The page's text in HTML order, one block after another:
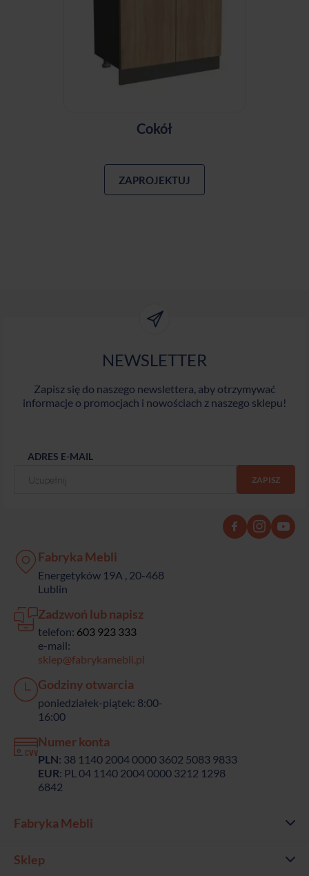
Cokół
ZAPROJEKTUJ
NEWSLETTER
Zapisz się do naszego newslettera, aby otrzymywać
informacje o promocjach i nowościach z naszego sklepu!
ADRES E-MAIL
Fabryka Mebli
Energetyków 19A , 20-468
Lublin
Zadzwoń lub napisz
telefon: 603 923 333
e-mail:
sklep@fabrykamebli.pl
Godziny otwarcia
poniedziałek-piątek: 8:00-
16:00
Numer konta
PLN: 38 1140 2004 0000 3602 5083 9833
EUR: PL 04 1140 2004 0000 3212 1298
6842
Fabryka Mebli
Sklep